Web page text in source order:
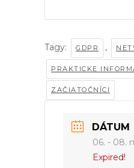
Tagy: GDPR ,
PRAKTICKE
ZAČIATOČNÍCI
DÁTUM
06. - 08.
Expired!